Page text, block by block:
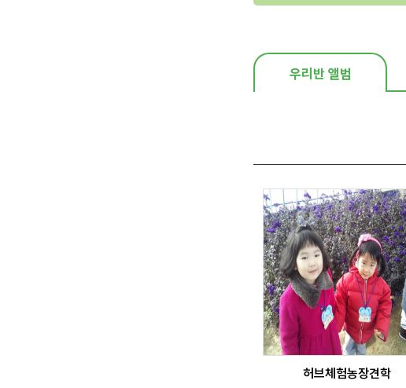
우리반 앨범
허브체험농장견학